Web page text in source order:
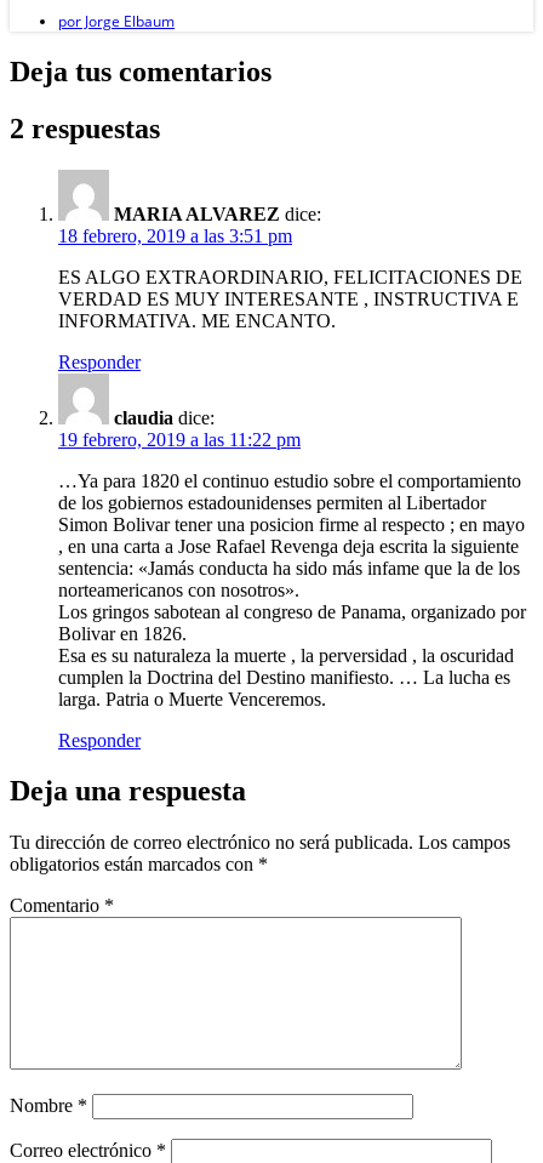
por Jorge Elbaum
Deja tus comentarios
2 respuestas
MARIA ALVAREZ dice:
18 febrero, 2019 a las 3:51 pm
ES ALGO EXTRAORDINARIO, FELICITACIONES DE
VERDAD ES MUY INTERESANTE , INSTRUCTIVA E
INFORMATIVA. ME ENCANTO.
Responder
claudia dice:
19 febrero, 2019 a las 11:22 pm
…Ya para 1820 el continuo estudio sobre el comportamiento
de los gobiernos estadounidenses permiten al Libertador
Simon Bolivar tener una posicion firme al respecto ; en mayo
, en una carta a Jose Rafael Revenga deja escrita la siguiente
sentencia: «Jamás conducta ha sido más infame que la de los
norteamericanos con nosotros».
Los gringos sabotean al congreso de Panama, organizado por
Bolivar en 1826.
Esa es su naturaleza la muerte , la perversidad , la oscuridad
cumplen la Doctrina del Destino manifiesto. … La lucha es
larga. Patria o Muerte Venceremos.
Responder
Deja una respuesta
Tu dirección de correo electrónico no será publicada. Los campos
obligatorios están marcados con *
Comentario *
Nombre *
Correo electrónico *